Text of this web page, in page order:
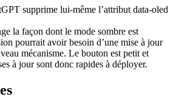
supprime lui-même l’attribut data-oled
la façon dont le mode sombre est
pourrait avoir besoin d’une mise à jour
mécanisme. Le bouton est petit et
à jour sont donc rapides à déployer.